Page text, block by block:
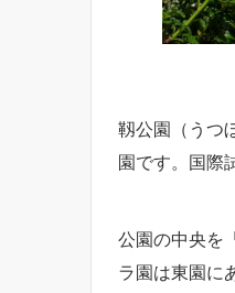
靱公園（うつ
園です。国際
公園の中央を
ラ園は東園に